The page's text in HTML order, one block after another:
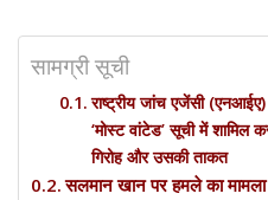
सामग्री सूची
राष्ट्रीय जांच एजेंसी
‘मोस्ट वांटेड’ सूची में
गिरोह और उसकी ताकत
सलमान खान पर हमले का मामला